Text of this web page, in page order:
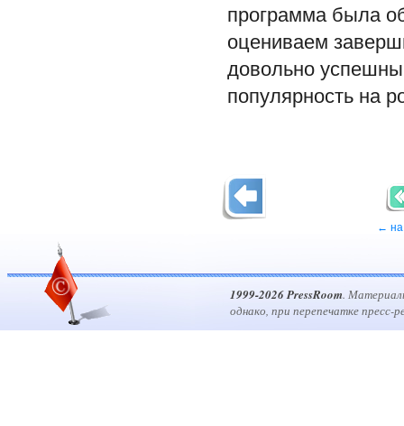
программа была
оцениваем
довольно
популярность на
← на
1999-2026 PressRoom.
однако, при перепечатке пресс-